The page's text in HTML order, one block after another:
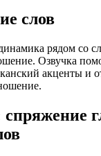
слов
рядом со
Озвучка
акценты и